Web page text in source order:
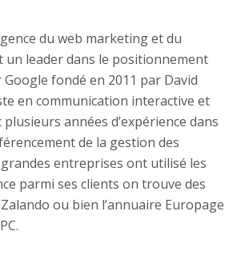
du web marketing et du
un leader dans le positionnement
fondé en 2011 par David
en communication interactive et
plusieurs années d’expérience dans
de la gestion des
grandes entreprises ont utilisé les
parmi ses clients on trouve des
ou bien l’annuaire Europage